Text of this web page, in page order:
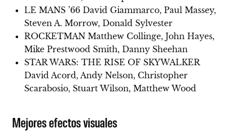
LE MANS ’66 David Giammarco, Paul Massey,
Steven A. Morrow, Donald Sylvester
ROCKETMAN Matthew Collinge, John Hayes,
Mike Prestwood Smith, Danny Sheehan
STAR WARS: THE RISE OF SKYWALKER
David Acord, Andy Nelson, Christopher
Scarabosio, Stuart Wilson, Matthew Wood
Mejores efectos visuales